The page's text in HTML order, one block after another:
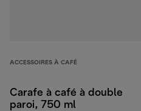
ACCESSOIRES À CAFÉ
Carafe à café à double
paroi, 750 ml